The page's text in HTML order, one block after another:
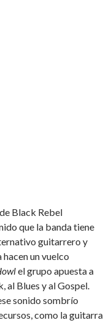
Black Rebel
que la banda tiene
guitarrero y
un vuelco
el grupo apuesta a
al Blues y al Gospel.
sonido sombrío
como la guitarra